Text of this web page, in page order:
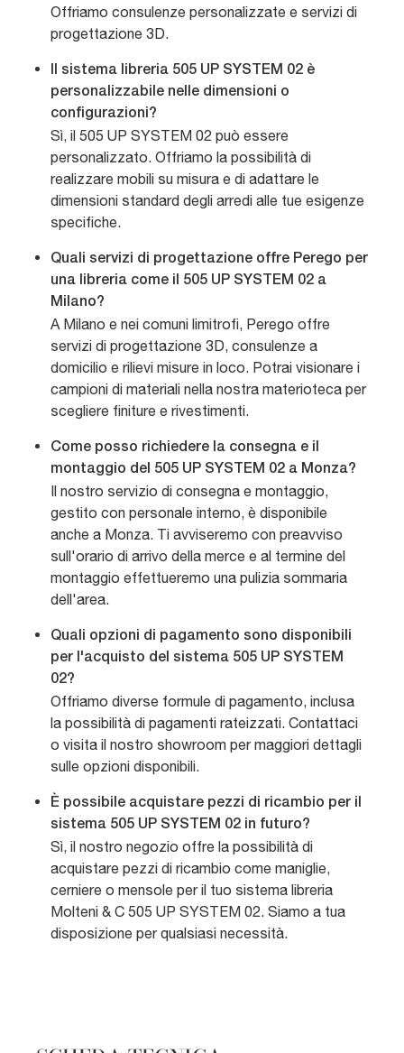
Offriamo consulenze personalizzate e servizi di
progettazione 3D.
Il sistema libreria 505 UP SYSTEM 02 è
personalizzabile nelle dimensioni o
configurazioni?
Sì, il 505 UP SYSTEM 02 può essere
personalizzato. Offriamo la possibilità di
realizzare mobili su misura e di adattare le
dimensioni standard degli arredi alle tue esigenze
specifiche.
Quali servizi di progettazione offre Perego per
una libreria come il 505 UP SYSTEM 02 a
Milano?
A Milano e nei comuni limitrofi, Perego offre
servizi di progettazione 3D, consulenze a
domicilio e rilievi misure in loco. Potrai visionare i
campioni di materiali nella nostra materioteca per
scegliere finiture e rivestimenti.
Come posso richiedere la consegna e il
montaggio del 505 UP SYSTEM 02 a Monza?
Il nostro servizio di consegna e montaggio,
gestito con personale interno, è disponibile
anche a Monza. Ti avviseremo con preavviso
sull'orario di arrivo della merce e al termine del
montaggio effettueremo una pulizia sommaria
dell'area.
Quali opzioni di pagamento sono disponibili
per l'acquisto del sistema 505 UP SYSTEM
02?
Offriamo diverse formule di pagamento, inclusa
la possibilità di pagamenti rateizzati. Contattaci
o visita il nostro showroom per maggiori dettagli
sulle opzioni disponibili.
È possibile acquistare pezzi di ricambio per il
sistema 505 UP SYSTEM 02 in futuro?
Sì, il nostro negozio offre la possibilità di
acquistare pezzi di ricambio come maniglie,
cerniere o mensole per il tuo sistema libreria
Molteni & C 505 UP SYSTEM 02. Siamo a tua
disposizione per qualsiasi necessità.